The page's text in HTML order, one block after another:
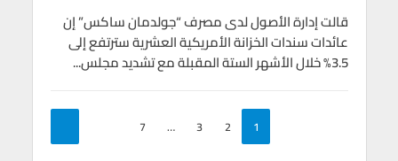
قالت إدارة الأصول لدى مصرف “جولدمان ساكس” إن
عائدات سندات الخزانة الأمريكية العشرية سترتفع إلى
3.5% خلال الأشهر الستة المقبلة مع تشديد مجلس...
1
2
3
…
7